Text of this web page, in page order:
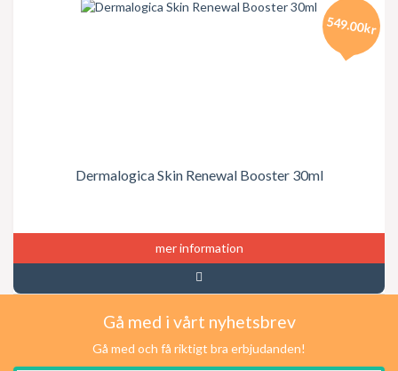
Dermalogica Skin Renewal Booster 30ml
549.00kr
mer information
Gå med i vårt nyhetsbrev
Gå med och få riktigt bra erbjudanden!